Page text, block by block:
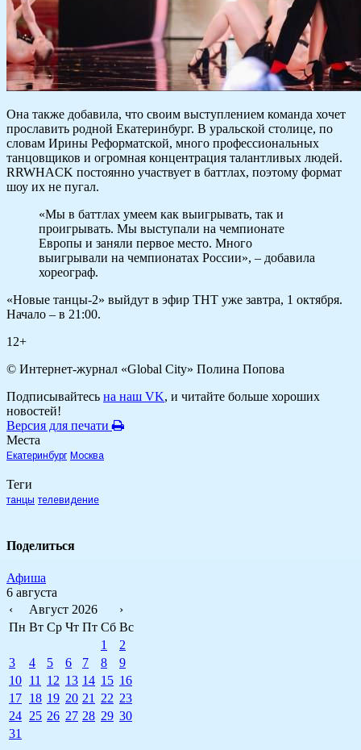
Она также добавила, что своим выступлением команда хочет
прославить родной Екатеринбург. В уральской столице, по
словам Ирины Реформатской, много профессиональных
танцовщиков и огромная концентрация талантливых людей.
RRWHACK постоянно участвует в баттлах, поэтому формат
шоу их не пугал.
«Мы в баттлах умеем как выигрывать, так и
проигрывать. Мы выступали на чемпионате
Европы и заняли первое место. Много
выигрывали на чемпионатах России», – добавила
хореограф.
«Новые танцы-2» выйдут в эфир ТНТ уже завтра, 1 октября.
Начало – в 21:00.
12+
© Интернет-журнал «Global City» Полина Попова
Подписывайтесь на наш VK, и читайте больше хороших
новостей!
Версия для печати
Места
Екатеринбург Москва
Теги
танцы телевидение
Поделиться
Афиша
6 августа
‹
Август 2026
›
Пн Вт Ср Чт Пт Сб Вс
1
2
3
4 5 6 7 8
9
10 11 12 13 14 15 16
17 18 19 20 21 22 23
24 25 26 27 28 29 30
31